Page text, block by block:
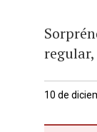
10 de